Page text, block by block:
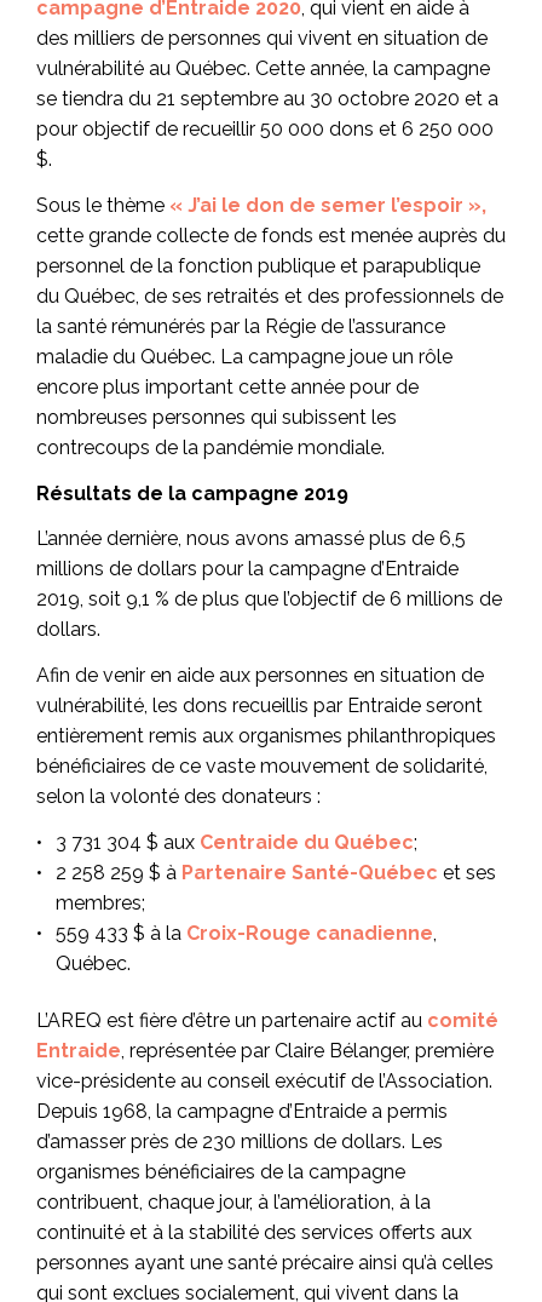
campagne d’Entraide 2020, qui vient en aide à
des milliers de personnes qui vivent en situation de
vulnérabilité au Québec. Cette année, la campagne
se tiendra du 21 septembre au 30 octobre 2020 et a
pour objectif de recueillir 50 000 dons et 6 250 000
$.
Sous le thème « J’ai le don de semer l’espoir »,
cette grande collecte de fonds est menée auprès du
personnel de la fonction publique et parapublique
du Québec, de ses retraités et des professionnels de
la santé rémunérés par la Régie de l’assurance
maladie du Québec. La campagne joue un rôle
encore plus important cette année pour de
nombreuses personnes qui subissent les
contrecoups de la pandémie mondiale.
Résultats de la campagne 2019
L’année dernière, nous avons amassé plus de 6,5
millions de dollars pour la campagne d’Entraide
2019, soit 9,1 % de plus que l’objectif de 6 millions de
dollars.
Afin de venir en aide aux personnes en situation de
vulnérabilité, les dons recueillis par Entraide seront
entièrement remis aux organismes philanthropiques
bénéficiaires de ce vaste mouvement de solidarité,
selon la volonté des donateurs :
3 731 304 $ aux Centraide du Québec;
2 258 259 $ à Partenaire Santé-Québec et ses
membres;
559 433 $ à la Croix-Rouge canadienne,
Québec.
L’AREQ est fière d’être un partenaire actif au comité
Entraide, représentée par Claire Bélanger, première
vice-présidente au conseil exécutif de l’Association.
Depuis 1968, la campagne d’Entraide a permis
d’amasser près de 230 millions de dollars. Les
organismes bénéficiaires de la campagne
contribuent, chaque jour, à l’amélioration, à la
continuité et à la stabilité des services offerts aux
personnes ayant une santé précaire ainsi qu’à celles
qui sont exclues socialement, qui vivent dans la